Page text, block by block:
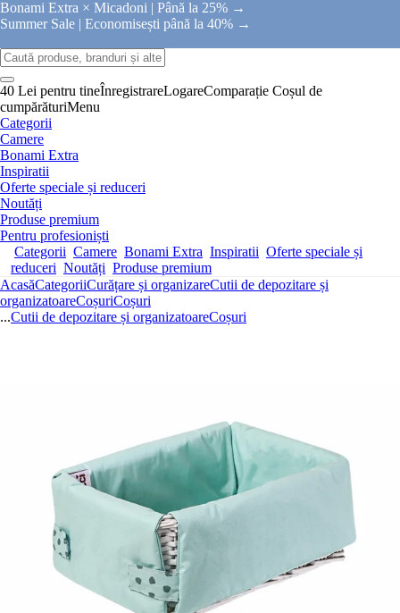
Bonami Extra × Micadoni | Până la 25% →
Summer Sale | Economisești până la 40% →
40 Lei pentru tineÎnregistrareLogareComparație Coșul de
cumpărăturiMenu
Categorii
Camere
Bonami Extra
Inspiratii
Oferte speciale și reduceri
Noutăți
Produse premium
Pentru profesioniști
Categorii Camere Bonami Extra Inspiratii Oferte speciale și
reduceri Noutăți Produse premium
AcasăCategoriiCurățare și organizareCutii de depozitare și
organizatoareCoșuriCoșuri
...Cutii de depozitare și organizatoareCoșuri